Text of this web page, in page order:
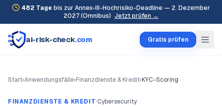
482 Tage bis zur Annex-III-Hochrisiko-Deadline — 2. Dezember
2027 (Omnibus) Jetzt prüfen →
ai-risk-check.com Gratis prüfen
Start›Anwendungsfälle›Finanzdienste & Kredit›KYC-Scoring
FINANZDIENSTE & KREDIT·Cybersecurity